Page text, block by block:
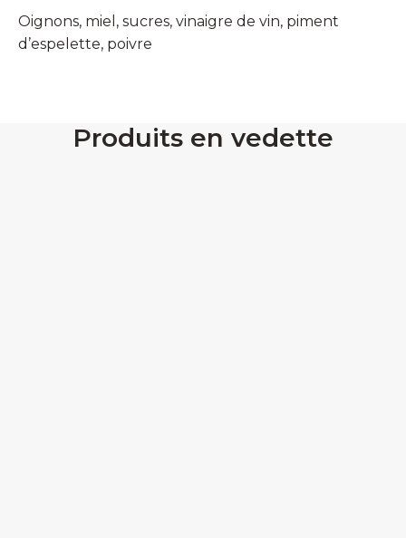
Oignons, miel, sucres, vinaigre de vin, piment
d’espelette, poivre
Produits en vedette